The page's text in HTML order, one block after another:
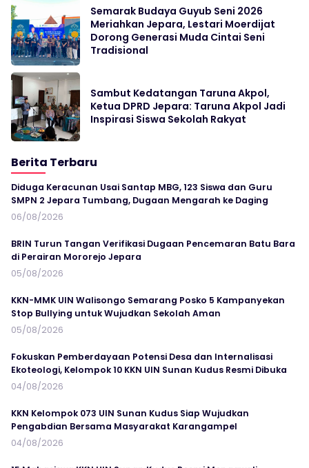
Semarak Budaya Guyub Seni 2026
Meriahkan Jepara, Lestari Moerdijat
Dorong Generasi Muda Cintai Seni
Tradisional
Sambut Kedatangan Taruna Akpol,
Ketua DPRD Jepara: Taruna Akpol Jadi
Inspirasi Siswa Sekolah Rakyat
Berita Terbaru
Diduga Keracunan Usai Santap MBG, 123 Siswa dan Guru
SMPN 2 Jepara Tumbang, Dugaan Mengarah ke Daging
06/08/2026
BRIN Turun Tangan Verifikasi Dugaan Pencemaran Batu Bara
di Perairan Mororejo Jepara
05/08/2026
KKN-MMK UIN Walisongo Semarang Posko 5 Kampanyekan
Stop Bullying untuk Wujudkan Sekolah Aman
05/08/2026
Fokuskan Pemberdayaan Potensi Desa dan Internalisasi
Ekoteologi, Kelompok 10 KKN UIN Sunan Kudus Resmi Dibuka
04/08/2026
KKN Kelompok 073 UIN Sunan Kudus Siap Wujudkan
Pengabdian Bersama Masyarakat Karangampel
04/08/2026